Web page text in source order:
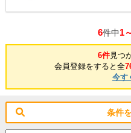
6件中1
6件見つ
会員登録をすると全
今す
条件